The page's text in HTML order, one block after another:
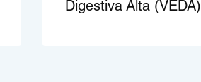
Digestiva Alta (VEDA)